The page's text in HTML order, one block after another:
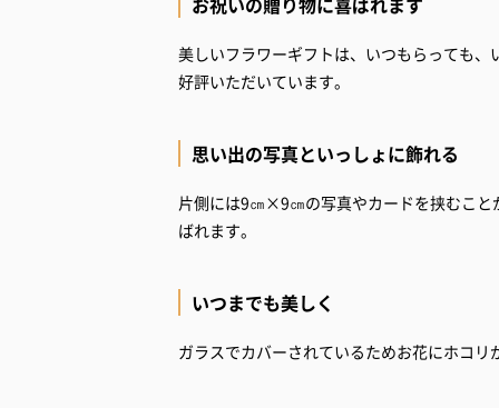
美しいフラワーギフトは、いつもらっても
好評いただいています。
思い出の写真といっしょに飾れる
片側には9㎝×9㎝の写真やカードを挟むこ
ばれます。
いつまでも美しく
ガラスでカバーされているためお花にホコリ